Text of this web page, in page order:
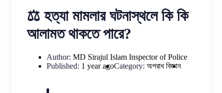
⚖️ হত্যা মামলার ঘটনাস্থলে কি কি
আলামত থাকতে পারে?
Author: MD Sirajul Islam Inspector of Police
Published: 1 year agoCategory: অপরাধ বিজ্ঞান